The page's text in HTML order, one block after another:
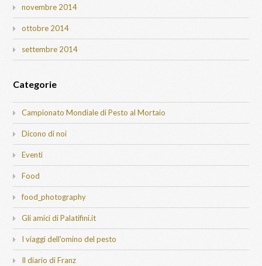
novembre 2014
ottobre 2014
settembre 2014
Categorie
Campionato Mondiale di Pesto al Mortaio
Dicono di noi
Eventi
Food
food_photography
Gli amici di Palatifini.it
I viaggi dell'omino del pesto
Il diario di Franz